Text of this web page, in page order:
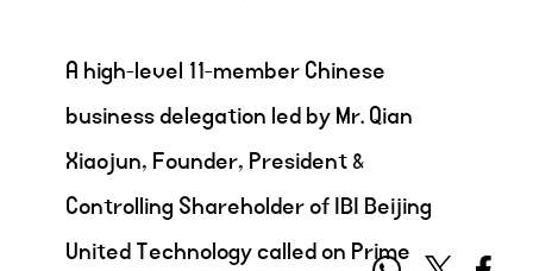
A high-level 11-member Chinese
business delegation led by Mr. Qian
Xiaojun, Founder, President &
Controlling Shareholder of IBI Beijing
United Technology called on Prime